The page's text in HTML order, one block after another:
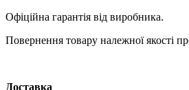
Офіційна гарантія від виробника.
Повернення товару належної якості
Доставка